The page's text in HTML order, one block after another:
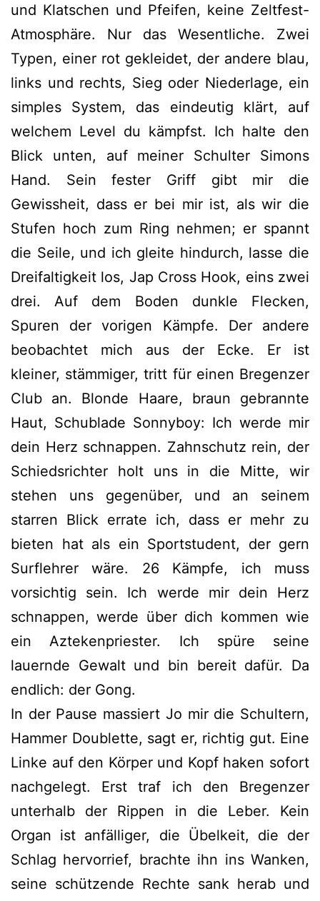
und Klatschen und Pfeifen, keine Zeltfest-
Atmosphäre. Nur das Wesentliche. Zwei
Typen, einer rot gekleidet, der andere blau,
links und rechts, Sieg oder Niederlage, ein
simples System, das eindeutig klärt, auf
welchem Level du kämpfst. Ich halte den
Blick unten, auf meiner Schulter Simons
Hand. Sein fester Griff gibt mir die
Gewissheit, dass er bei mir ist, als wir die
Stufen hoch zum Ring nehmen; er spannt
die Seile, und ich gleite hindurch, lasse die
Dreifaltigkeit los, Jap Cross Hook, eins zwei
drei. Auf dem Boden dunkle Flecken,
Spuren der vorigen Kämpfe. Der andere
beobachtet mich aus der Ecke. Er ist
kleiner, stämmiger, tritt für einen Bregenzer
Club an. Blonde Haare, braun gebrannte
Haut, Schublade Sonnyboy: Ich werde mir
dein Herz schnappen. Zahnschutz rein, der
Schiedsrichter holt uns in die Mitte, wir
stehen uns gegenüber, und an seinem
starren Blick errate ich, dass er mehr zu
bieten hat als ein Sportstudent, der gern
Surflehrer wäre. 26 Kämpfe, ich muss
vorsichtig sein. Ich werde mir dein Herz
schnappen, werde über dich kommen wie
ein Aztekenpriester. Ich spüre seine
lauernde Gewalt und bin bereit dafür. Da
endlich: der Gong.
In der Pause massiert Jo mir die Schultern,
Hammer Doublette, sagt er, richtig gut. Eine
Linke auf den Körper und Kopf haken sofort
nachgelegt. Erst traf ich den Bregenzer
unterhalb der Rippen in die Leber. Kein
Organ ist anfälliger, die Übelkeit, die der
Schlag hervorrief, brachte ihn ins Wanken,
seine schützende Rechte sank herab und